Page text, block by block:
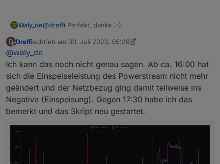
W Waly_de@dreffi Perfekt, danke :-)
Wie lange waren denn die Hänger? Und gab es dazu
Es ist so, dass der MQTT aufhört Daten zu senden,
wenn Du parallel mit der App arbeitest, und diese
dann schließt. Das Script überwacht aber, ob Daten
kommen und verbindet sich selbst nach einer
gewissen Zeit neu. (Am Tag nach einer Minute, ab
einer Stunde nach Sonnenuntergang nach 15
D
Offline
Dreffischrieb am 30. Juli 2023, 05:29
zuletzt editiert von Dreffi
@waly_de
Ich kann das noch nicht genau sagen. Ab ca. 16:00 hat
sich die Einspeiseleistung des Powerstream nicht mehr
geändert und der Netzbezug ging damit teilweise ins
Negative (Einspeisung). Gegen 17:30 habe ich das
bemerkt und das Skript neu gestartet.